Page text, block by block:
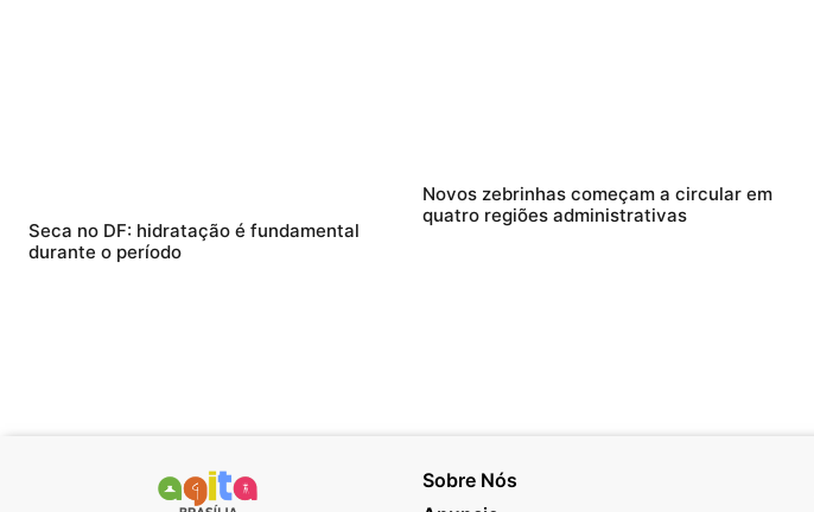
Seca no DF: hidratação é fundamental
durante o período
Novos zebrinhas começam a circular em
quatro regiões administrativas
Sobre Nós